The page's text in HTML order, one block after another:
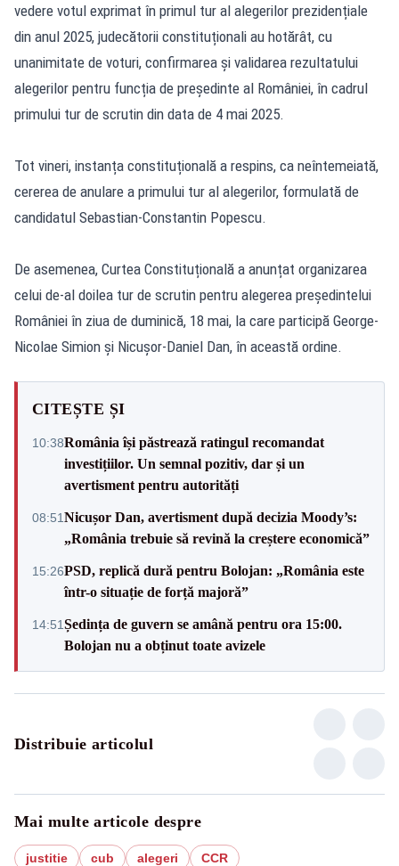
vedere votul exprimat în primul tur al alegerilor prezidențiale
din anul 2025, judecătorii constituționali au hotărât, cu
unanimitate de voturi, confirmarea și validarea rezultatului
alegerilor pentru funcția de președinte al României, în cadrul
primului tur de scrutin din data de 4 mai 2025.
Tot vineri, instanța constituțională a respins, ca neîntemeiată,
cererea de anulare a primului tur al alegerilor, formulată de
candidatul Sebastian-Constantin Popescu.
De asemenea, Curtea Constituțională a anunțat organizarea
celui de-al doilea tur de scrutin pentru alegerea președintelui
României în ziua de duminică, 18 mai, la care participă George-
Nicolae Simion și Nicușor-Daniel Dan, în această ordine.
CITEȘTE ȘI
10:38România își păstrează ratingul recomandat
investițiilor. Un semnal pozitiv, dar și un
avertisment pentru autorități
08:51Nicușor Dan, avertisment după decizia Moody’s:
„România trebuie să revină la creștere economică”
15:26PSD, replică dură pentru Bolojan: „România este
într-o situație de forță majoră”
14:51Ședința de guvern se amână pentru ora 15:00.
Bolojan nu a obținut toate avizele
Distribuie articolul
Mai multe articole despre
justitie cub alegeri CCR